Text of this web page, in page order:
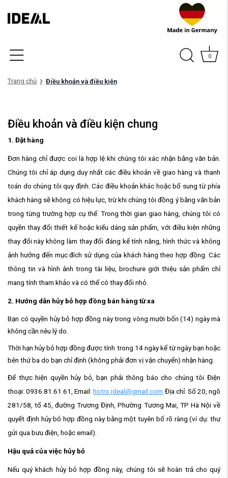
0
Trang chủ Điều khoản và điều kiện
Điều khoản và điều kiện chung
1. Đặt hàng
Đơn hàng chỉ được coi là hợp lệ khi chúng tôi xác nhận bằng văn bản.
Chúng tôi chỉ áp dụng duy nhất các điều khoản về giao hàng và thanh
toán do chúng tôi quy định. Các điều khoản khác hoặc bổ sung từ phía
khách hàng sẽ không có hiệu lực, trừ khi chúng tôi đồng ý bằng văn bản
trong từng trường hợp cụ thể. Trong thời gian giao hàng, chúng tôi có
quyền thay đổi thiết kế hoặc kiểu dáng sản phẩm, với điều kiện những
thay đổi này không làm thay đổi đáng kể tính năng, hình thức và không
ảnh hưởng đến mục đích sử dụng của khách hàng theo hợp đồng. Các
thông tin và hình ảnh trong tài liệu, brochure giới thiệu sản phẩm chỉ
mang tính tham khảo và có thể có thay đổi nhỏ.
2. Hướng dẫn hủy bỏ hợp đồng bán hàng từ xa
Bạn có quyền hủy bỏ hợp đồng này trong vòng mười bốn (14) ngày mà
không cần nêu lý do.
Thời hạn hủy bỏ hợp đồng được tính trong 14 ngày kể từ ngày bạn hoặc
bên thứ ba do bạn chỉ định (không phải đơn vị vận chuyển) nhận hàng.
Để thực hiện quyền hủy bỏ, bạn phải thông báo cho chúng tôi Điện
thoại: 0936.81.61.61, Email:hotro.ideal@gmail.com Địa chỉ: Số 20, ngõ
281/58, tổ 45, đường Trương Định, Phường Tương Mai, TP Hà Nội về
quyết định hủy bỏ hợp đồng này bằng một tuyên bố rõ ràng (ví dụ: thư
gửi qua bưu điện, hoặc email).
Hậu quả của việc hủy bỏ
Nếu quý khách hủy bỏ hợp đồng này, chúng tôi sẽ hoàn trả cho quý